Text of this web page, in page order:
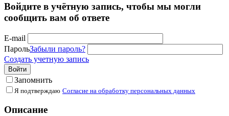
Войдите в учётную запись, чтобы мы могли
сообщить вам об ответе
E-mail
ПарольЗабыли пароль?
Создать учетную запись
Войти
Запомнить
Я подтверждаю Согласие на обработку персональных данных
Описание